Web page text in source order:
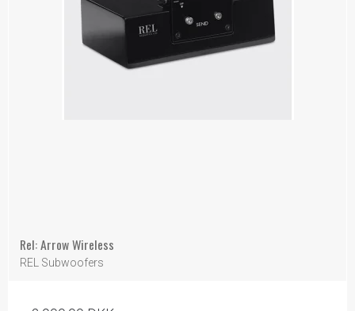
Rel: Arrow Wireless
REL Subwoofers